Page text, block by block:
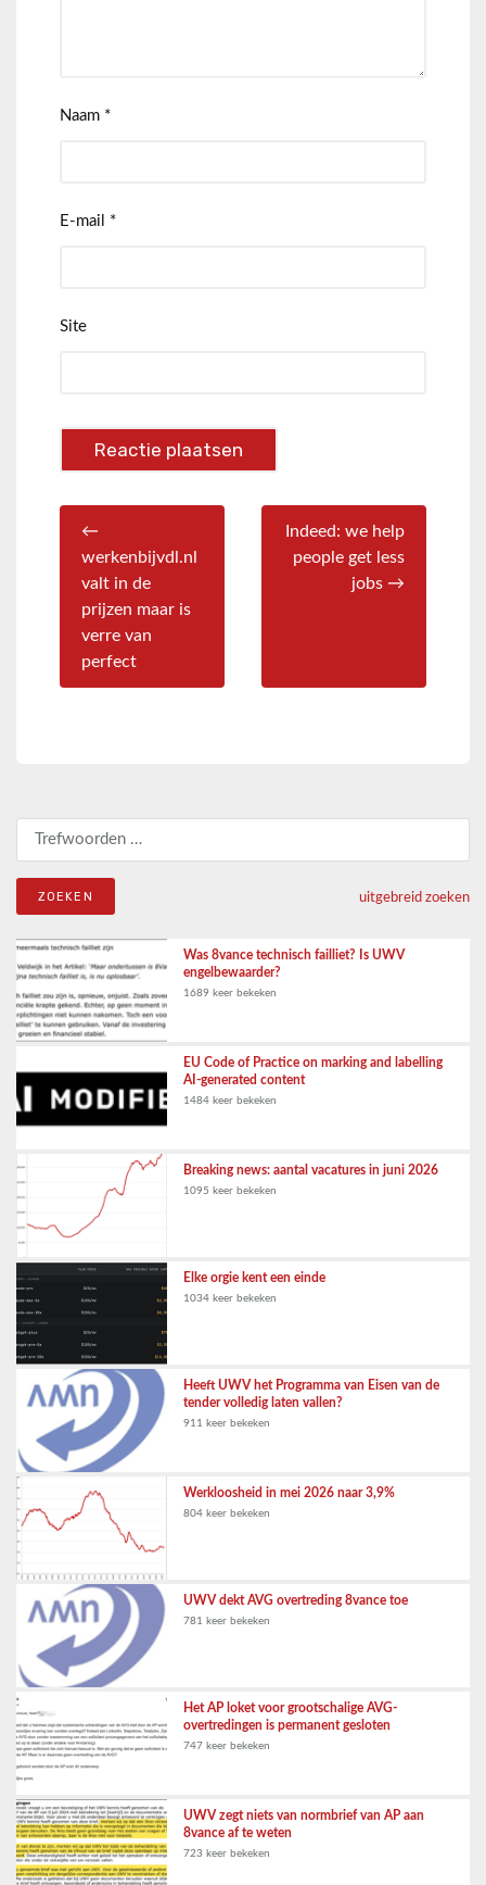
Naam *
E-mail *
Site
←
werkenbijvdl.nl
valt in de
prijzen maar is
verre van
perfect
Indeed: we help
people get less
jobs →
Zoeken naar:
uitgebreid zoeken
Was 8vance technisch failliet? Is UWV
engelbewaarder?
1689 keer bekeken
EU Code of Practice on marking and labelling
AI-generated content
1484 keer bekeken
Breaking news: aantal vacatures in juni 2026
1095 keer bekeken
Elke orgie kent een einde
1034 keer bekeken
Heeft UWV het Programma van Eisen van de
tender volledig laten vallen?
911 keer bekeken
Werkloosheid in mei 2026 naar 3,9%
804 keer bekeken
UWV dekt AVG overtreding 8vance toe
781 keer bekeken
Het AP loket voor grootschalige AVG-
overtredingen is permanent gesloten
747 keer bekeken
UWV zegt niets van normbrief van AP aan
8vance af te weten
723 keer bekeken